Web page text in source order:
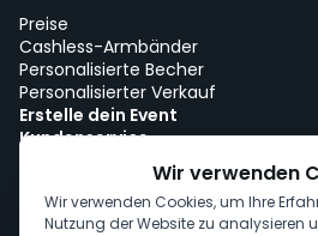
Preise
Cashless-Armbänder
Personalisierte Becher
Personalisierter Verkauf
Erstelle dein Event
Kundenservice
Arbeiten bei woutick!
Cookie-Richtlinie
Cookie-Einwilligung
Wir verwenden
Wir verwenden Cookies, um Ihre
Nutzung der Website zu analysieren